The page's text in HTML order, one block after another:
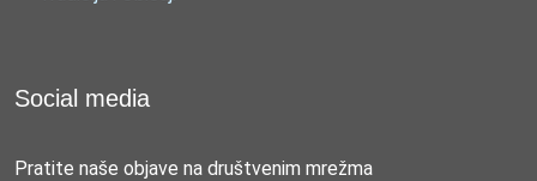
Social media
Pratite naše objave na društvenim mrežma